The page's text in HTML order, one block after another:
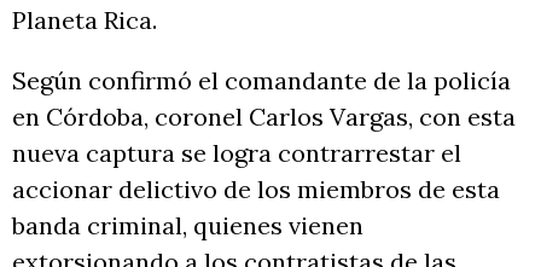
Planeta Rica.
Según confirmó el comandante de la policía
en Córdoba, coronel Carlos Vargas, con esta
nueva captura se logra contrarrestar el
accionar delictivo de los miembros de esta
banda criminal, quienes vienen